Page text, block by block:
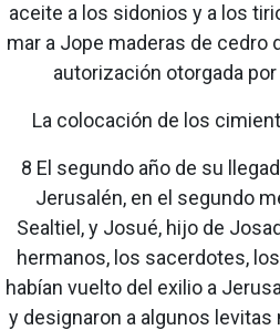
aceite a los sidonios y a los
mar a Jope maderas de cedro
autorización otorgada por
La colocación de los
8 El segundo año de su
Jerusalén, en el segundo
Sealtiel, y Josué, hijo de
hermanos, los sacerdotes,
habían vuelto del exilio a
y designaron a algunos